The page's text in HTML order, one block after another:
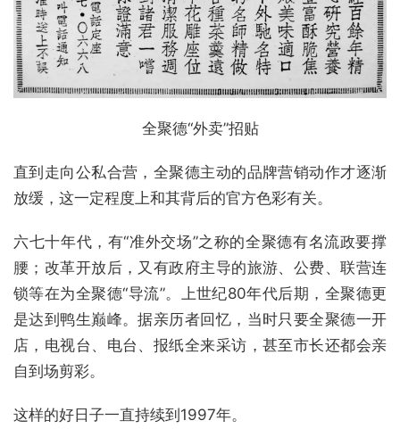
全聚德“外卖”招贴
直到走向公私合营，全聚德主动的品牌营销动作才逐渐
放缓，这一定程度上和其背后的官方色彩有关。
六七十年代，有“准外交场”之称的全聚德有名流政要撑
腰；改革开放后，又有政府主导的旅游、公费、联营连
锁等在为全聚德“导流”。上世纪80年代后期，全聚德更
是达到鸭生巅峰。据亲历者回忆，当时只要全聚德一开
店，电视台、电台、报纸全来采访，甚至市长还都会亲
自到场剪彩。
这样的好日子一直持续到1997年。